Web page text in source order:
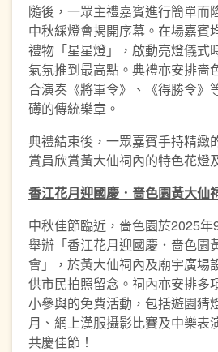
隨後，一眾主禮嘉賓進行簡單而
中秋綵燈會揭開序幕。在場嘉賓
禮物「星星燈」，啟動亮燈儀式
氣氛推到最高點。典禮亦安排嗇
合演奏《將軍令》、《得勝令》
礡的傳統樂章。
典禮結束後，一眾嘉賓手持精緻
賞員欣賞黃大仙祠內的特色花燈
香江花月迎國慶．嗇色園黃大仙
中秋佳節臨近，嗇色園於2025
舉辦「香江花月迎國慶．嗇色園
會」，於黃大仙祠內及廟宇廣場
供市民拍照留念。祠內亦安排多
小參與的免費活動，包括遊園猜
月、網上漢服攝影比賽及中樂表
共慶佳節！